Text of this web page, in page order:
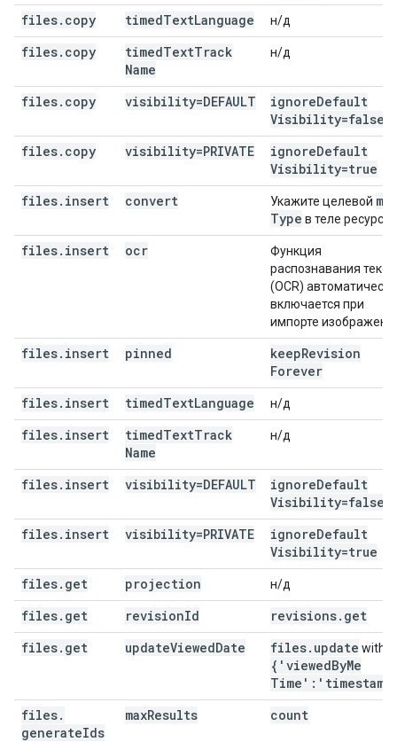
files. copy timedTextLanguage н/д
files. copy timedTextTrack
Name
н/д
files. copy visibility=DEFAULT ignoreDefault
Visibility=false
files. copy visibility=PRIVATE ignoreDefault
Visibility=true
files. insert convert Укажите целевой
Type в теле ресурса.
files. insert ocr
Функция
распознавания
(OCR) автоматически
включается при
импорте
files. insert pinned keepRevision
Forever
files. insert timedTextLanguage н/д
files. insert timedTextTrack
Name
н/д
files. insert visibility=DEFAULT ignoreDefault
Visibility=false
files. insert visibility=PRIVATE ignoreDefault
Visibility=true
files. get projection н/д
files. get revisionId revisions. get
files. get updateViewedDate files. update with
{'viewedByMe
files.
generateIds
maxResults count